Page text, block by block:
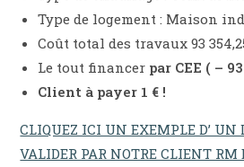
Type de logement : Maison
Coût total des travaux 93
Le tout financer par CEE ( –
Client à payer 1 € !
CLIQUEZ ICI UN EXEMPLE D’ UN
VALIDER PAR NOTRE CLIENT RM